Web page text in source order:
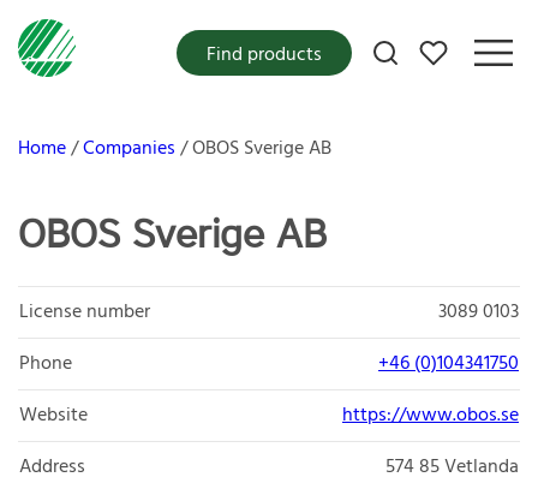
My favorites
Find products
Home Companies OBOS Sverige AB
OBOS Sverige AB
License number
3089 0103
Phone
+46 (0)104341750
Website
https://www.obos.se
Address
574 85Vetlanda